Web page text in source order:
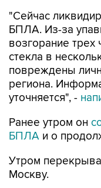
"Сейчас
БПЛА. Из-за
возгорание
стекла в
повреждены
региона.
уточняется", -
Ранее утром он
БПЛА и о
Утром
Москву.